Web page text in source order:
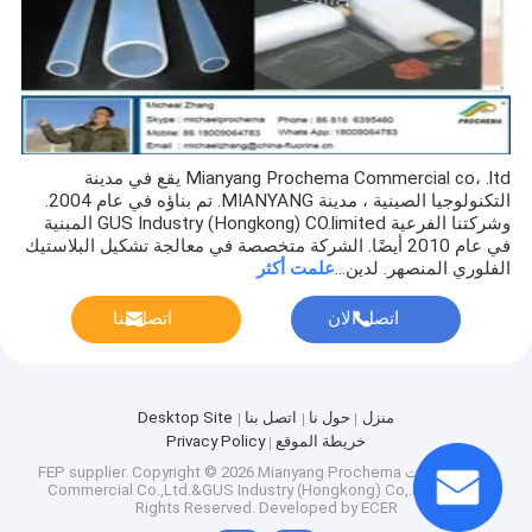
Mianyang Prochema Commercial co، .ltd يقع في مدينة
التكنولوجيا الصينية ، مدينة MIANYANG. تم بناؤه في عام 2004.
وشركتنا الفرعية GUS Industry (Hongkong) CO.limited المبنية
في عام 2010 أيضًا. الشركة متخصصة في معالجة تشكيل البلاستيك
الفلوري المنصهر. لدين...علمت أكثر
اتصل الان اتصل بنا
منزل حول نا اتصل بنا
Desktop Site
خريطة الموقع
Privacy Policy
الصين منتجات FEP supplier. Copyright © 2026 Mianyang Prochema
Commercial Co.,Ltd.&GUS Industry (Hongkong) Co,.limited. All
Rights Reserved. Developed by ECER